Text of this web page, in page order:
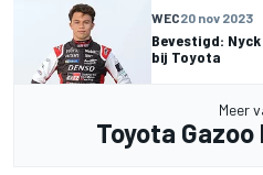
WEC20 nov 2023
Bevestigd:
bij Toyota
Meer
Toyota Gazoo